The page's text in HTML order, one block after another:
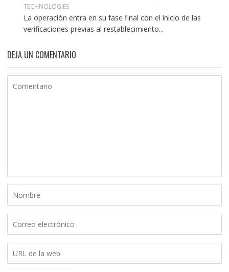
TECHNOLOGIES
La operación entra en su fase final con el inicio de las
verificaciones previas al restablecimiento...
DEJA UN COMENTARIO